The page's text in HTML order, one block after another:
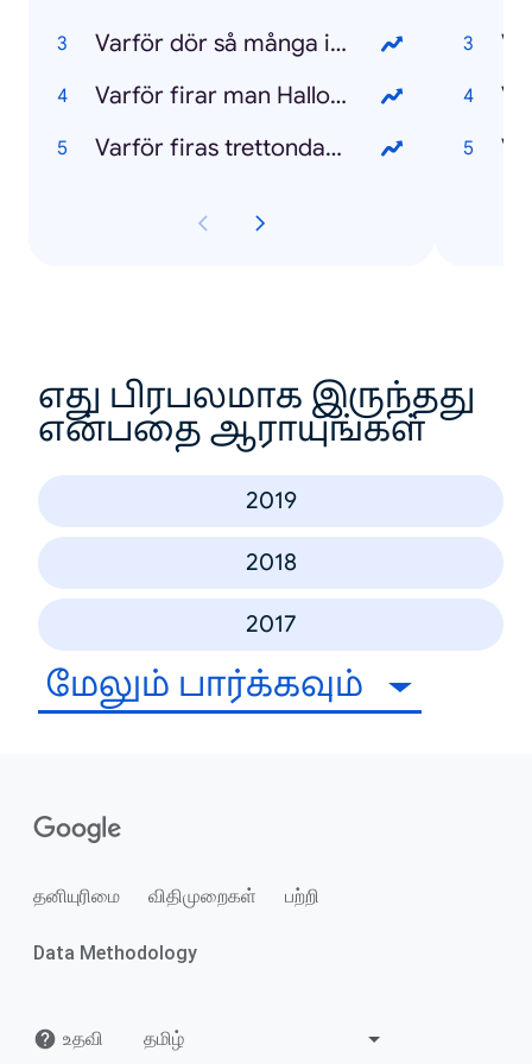
Varför dör så många i Italien?
Varför firar man Halloween?
Varför firas trettondagen?
எது பிரபலமாக இருந்தது
என்பதை ஆராயுங்கள்
2019
2018
2017
மேலும் பார்க்கவும்
தனியுரிமை விதிமுறைகள் பற்றி
Data Methodology
உதவி